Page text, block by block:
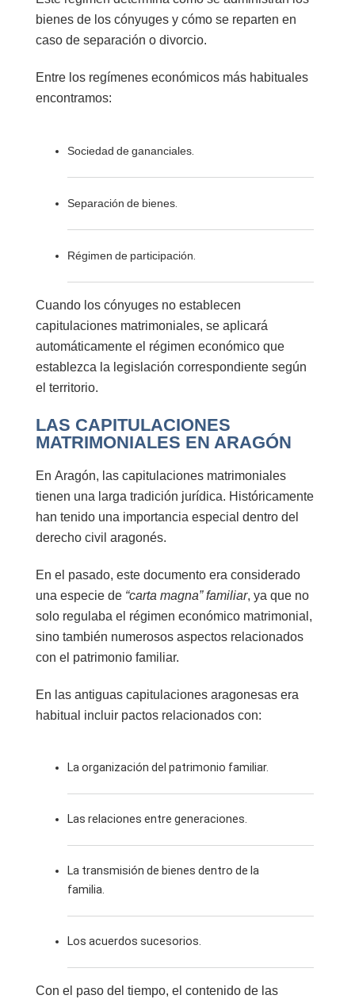
bienes de los cónyuges y cómo se reparten en
caso de separación o divorcio.
Entre los regímenes económicos más habituales
encontramos:
Sociedad de gananciales.
Separación de bienes.
Régimen de participación.
Cuando los cónyuges no establecen
capitulaciones matrimoniales, se aplicará
automáticamente el régimen económico que
establezca la legislación correspondiente según
el territorio.
LAS CAPITULACIONES
MATRIMONIALES EN ARAGÓN
En Aragón, las capitulaciones matrimoniales
tienen una larga tradición jurídica. Históricamente
han tenido una importancia especial dentro del
derecho civil aragonés.
En el pasado, este documento era considerado
una especie de “carta magna” familiar, ya que no
solo regulaba el régimen económico matrimonial,
sino también numerosos aspectos relacionados
con el patrimonio familiar.
En las antiguas capitulaciones aragonesas era
habitual incluir pactos relacionados con:
La organización del patrimonio familiar.
Las relaciones entre generaciones.
La transmisión de bienes dentro de la
familia.
Los acuerdos sucesorios.
Con el paso del tiempo, el contenido de las